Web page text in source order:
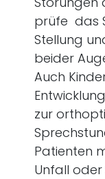
prüfe das
Stellung
beider
Auch
zur
Patienten
Unfall